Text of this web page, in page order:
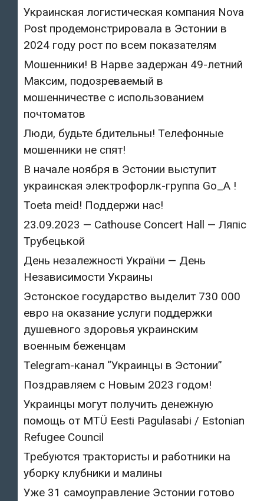
Украинская логистическая компания Nova
Post продемонстрировала в Эстонии в
2024 году рост по всем показателям
Мошенники! В Нарве задержан 49-летний
Максим, подозреваемый в
мошенничестве с использованием
почтоматов
Люди, будьте бдительны! Телефонные
мошенники не спят!
В начале ноября в Эстонии выступит
украинская электрофорлк-группа Go_A !
Toeta meid! Поддержи нас!
23.09.2023 — Cathouse Concert Hall — Ляпіс
Трубецькой
День незалежності України — День
Независимости Украины
Эстонское государство выделит 730 000
евро на оказание услуги поддержки
душевного здоровья украинским
военным беженцам
Telegram-канал “Украинцы в Эстонии”
Поздравляем с Новым 2023 годом!
Украинцы могут получить денежную
помощь от MTÜ Eesti Pagulasabi / Estonian
Refugee Council
Требуются трактористы и работники на
уборку клубники и малины
Уже 31 самоуправление Эстонии готово